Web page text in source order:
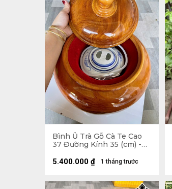
Bình Ủ Trà Gỗ Cà Te Cao
37 Đường Kính 35 (cm) -
1 tháng trước
5.400.000 ₫